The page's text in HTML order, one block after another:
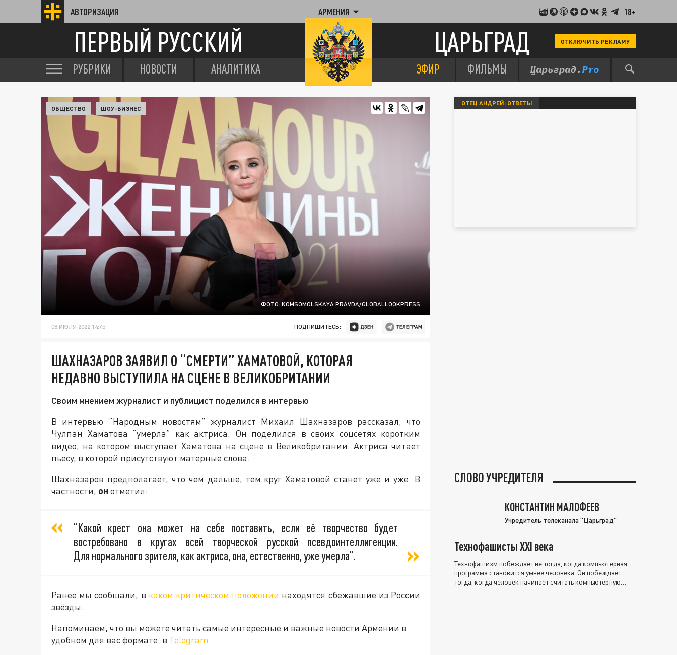
АВТОРИЗАЦИЯ АРМЕНИЯ 18+
ПЕРВЫЙ РУССКИЙ ЦАРЬГРАД ОТКЛЮЧИТЬ РЕКЛАМУ
РУБРИКИ НОВОСТИ АНАЛИТИКА ЭФИР ФИЛЬМЫ
ФОТО: KOMSOMOLSKAYA PRAVDA/GLOBALLOOKPRESS
ОБЩЕСТВО ШОУ-БИЗНЕС
08 ИЮЛЯ 2022 14:45 ПОДПИШИТЕСЬ:
ШАХНАЗАРОВ ЗАЯВИЛ О “СМЕРТИ” ХАМАТОВОЙ, КОТОРАЯ
НЕДАВНО ВЫСТУПИЛА НА СЦЕНЕ В ВЕЛИКОБРИТАНИИ
Своим мнением журналист и публицист поделился в интервью
В интервью “Народным новостям” журналист Михаил Шахназаров рассказал, что
Чулпан Хаматова “умерла” как актриса. Он поделился в своих соцсетях коротким
видео, на котором выступает Хаматова на сцене в Великобритании. Актриса читает
пьесу, в которой присутствуют матерные слова.
Шахназаров предполагает, что чем дальше, тем круг Хаматовой станет уже и уже. В
частности, он отметил:
“Какой крест она может на себе поставить, если её творчество будет
востребовано в кругах всей творческой русской псевдоинтеллигенции.
Для нормального зрителя, как актриса, она, естественно, уже умерла”.
Ранее мы сообщали, в каком критическом положении находятся сбежавшие из России
звёзды.
Напоминаем, что вы можете читать самые интересные и важные новости Армении в
удобном для вас формате: в Telegram
ОТЕЦ АНДРЕЙ: ОТВЕТЫ
СЛОВО УЧРЕДИТЕЛЯ
КОНСТАНТИН МАЛОФЕЕВ
Учредитель телеканала "Царьград"
Технофашисты XXI века
Технофашизм побеждает не тогда, когда компьютерная
программа становится умнее человека. Он побеждает
тогда, когда человек начинает считать компьютерную